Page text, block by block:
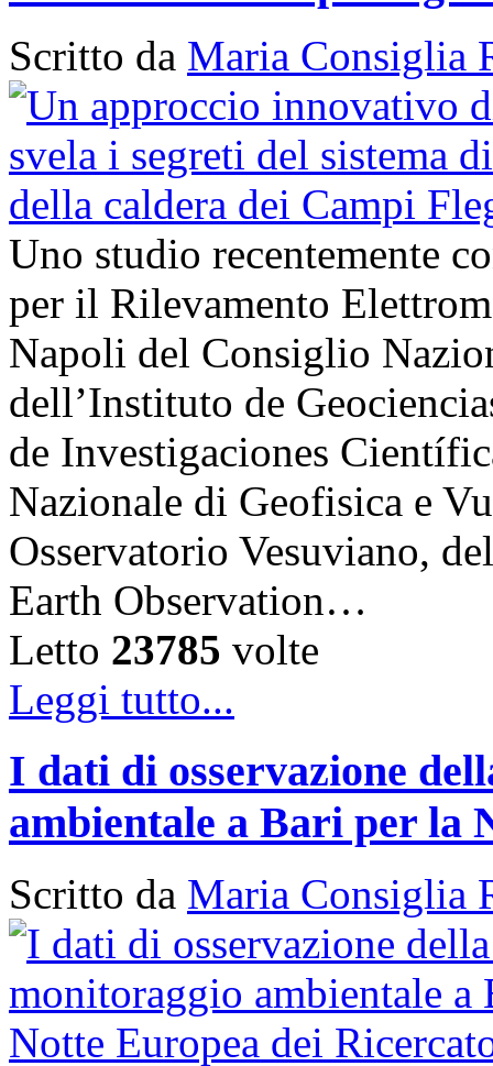
Scritto da Maria Consiglia
Uno studio recentemente
per il Rilevamento
Napoli del Consiglio
dell’Instituto de
de Investigaciones
Nazionale di Geofisica e
Osservatorio Vesuviano,
Earth Observation…
Letto 23785 volte
Leggi tutto...
I dati di osservazione
ambientale a Bari per la
Scritto da Maria Consiglia